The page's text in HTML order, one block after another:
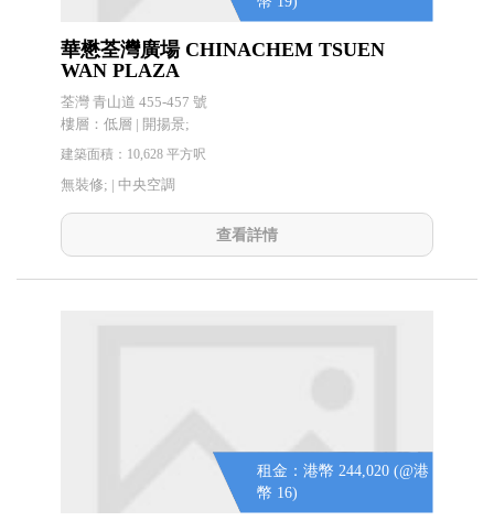
華懋荃灣廣場 CHINACHEM TSUEN
WAN PLAZA
荃灣 青山道 455-457 號
樓層：低層 | 開揚景;
建築面積：10,628 平方呎
無裝修; | 中央空調
查看詳情
租金：港幣 244,020 (@港
幣 16)